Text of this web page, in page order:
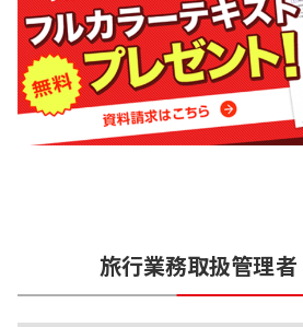
旅行業務取扱管理者